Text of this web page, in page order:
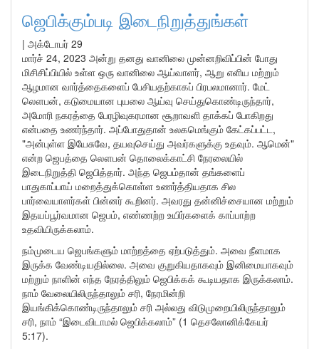
ஜெபிக்கும்படி இடைநிறுத்துங்கள்
| அக்டோபர் 29
மார்ச் 24, 2023 அன்று தனது வானிலை முன்னறிவிப்பின் போது
மிசிசிப்பியில் உள்ள ஒரு வானிலை ஆய்வாளர், ஆறு எளிய மற்றும்
ஆழமான வார்த்தைகளைப் பேசியதற்காகப் பிரபலமானார். மேட்
லௌபன், கடுமையான புயலை ஆய்வு செய்துகொண்டிருந்தார்,
அமோரி நகரத்தை பேரழிவுகரமான சூறாவளி தாக்கப் போகிறது
என்பதை உணர்ந்தார். அப்போதுதான் உலகமெங்கும் கேட்கப்பட்ட,
"அன்புள்ள இயேசுவே, தயவுசெய்து அவர்களுக்கு உதவும். ஆமென்"
என்ற ஜெபத்தை லௌபன் தொலைக்காட்சி நேரலையில்
இடைநிறுத்தி ஜெபித்தார். அந்த ஜெபம்தான் தங்களைப்
பாதுகாப்பாய் மறைத்துக்கொள்ள உணர்த்தியதாக சில
பார்வையாளர்கள் பின்னர் கூறினர். அவரது தன்னிச்சையான மற்றும்
இதயப்பூர்வமான ஜெபம், எண்ணற்ற உயிர்களைக் காப்பாற்ற
உதவியிருக்கலாம்.
நம்முடைய ஜெபங்களும் மாற்றத்தை ஏற்படுத்தும். அவை நீளமாக
இருக்க வேண்டியதில்லை. அவை குறுகியதாகவும் இனிமையாகவும்
மற்றும் நாளின் எந்த நேரத்திலும் ஜெபிக்கக் கூடியதாக இருக்கலாம்.
நாம் வேலையிலிருந்தாலும் சரி, நேரமின்றி
இயங்கிக்கொண்டிருந்தாலும் சரி அல்லது விடுமுறையிலிருந்தாலும்
சரி, நாம் “இடைவிடாமல் ஜெபிக்கலாம்” (1 தெசலோனிக்கேயர்
5:17).